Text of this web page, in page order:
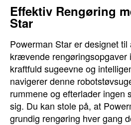
Effektiv Rengøring
Star
Powerman Star er designet
krævende rengøringsopgaver
kraftfuld sugeevne og
navigerer denne
rummene og efterlader ingen
sig. Du kan stole på, at
grundig rengøring hver gang